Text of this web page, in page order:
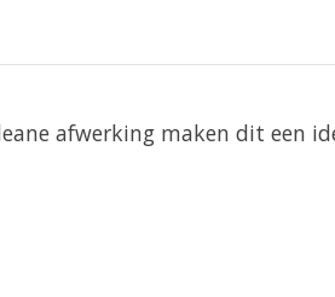
afwerking maken dit een